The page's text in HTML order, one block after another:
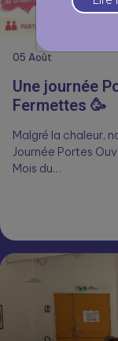
05 Août
Une journée
Fermettes 🥳
Malgré la chaleur,
Journée Portes
Mois du…